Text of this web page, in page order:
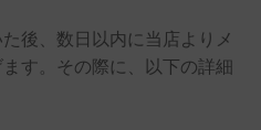
後、数日以内に当店よりメ
す。その際に、以下の詳細